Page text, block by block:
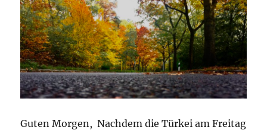
Guten Morgen, Nachdem die Türkei am Freitag